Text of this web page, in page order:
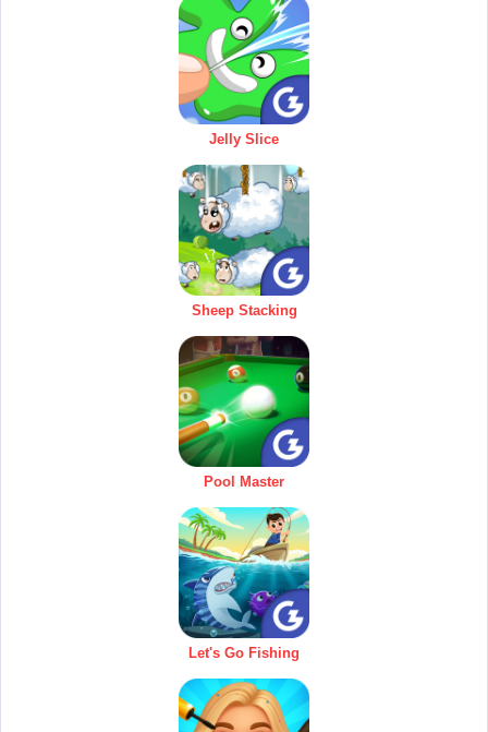
Jelly Slice
Sheep Stacking
Pool Master
Let's Go Fishing